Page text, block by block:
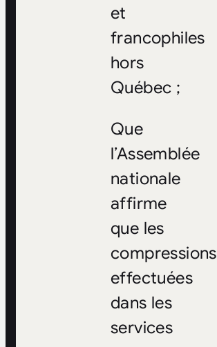
et
francophiles
hors
Québec ;
Que
l’Assemblée
nationale
affirme
que les
compressions
effectuées
dans les
services